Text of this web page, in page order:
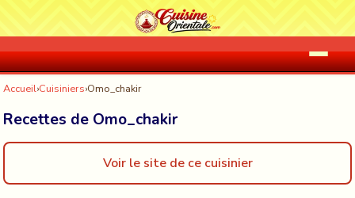
Accueil›Cuisiniers›Omo_chakir
Recettes de Omo_chakir
Voir le site de ce cuisinier